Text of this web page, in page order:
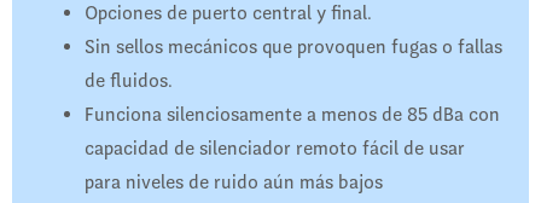
Opciones de puerto central y final.
Sin sellos mecánicos que provoquen fugas o fallas
de fluidos.
Funciona silenciosamente a menos de 85 dBa con
capacidad de silenciador remoto fácil de usar
para niveles de ruido aún más bajos